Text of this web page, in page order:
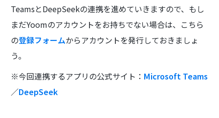
TeamsとDeepSeekの連携を進めていきますので、もし
まだYoomのアカウントをお持ちでない場合は、こちら
の登録フォームからアカウントを発行しておきましょ
う。
※今回連携するアプリの公式サイト： Microsoft Teams
／DeepSeek